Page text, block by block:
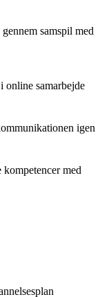
samspil med
online samarbejde
igen
med